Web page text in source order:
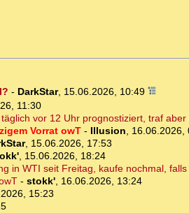
- DarkStar, 15.06.2026, 10:49
11:30
vor 12 Uhr prognostiziert, traf aber
Vorrat owT- Illusion, 16.06.2026,
, 15.06.2026, 17:53
, 15.06.2026, 18:24
in WTI seit Freitag, kaufe nochmal,
- stokk', 16.06.2026, 13:24
15:23